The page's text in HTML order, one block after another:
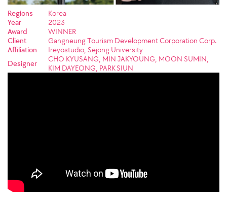
Regions
Korea
Year
2023
Award
WINNER
Client
Gangneung Tourism Development Corporation Corp.
Affiliation
Ireyostudio, Sejong University
Designer
CHO KYUSANG, MIN JAKYOUNG, MOON SUMIN,
KIM DAYEONG, PARK SIUN